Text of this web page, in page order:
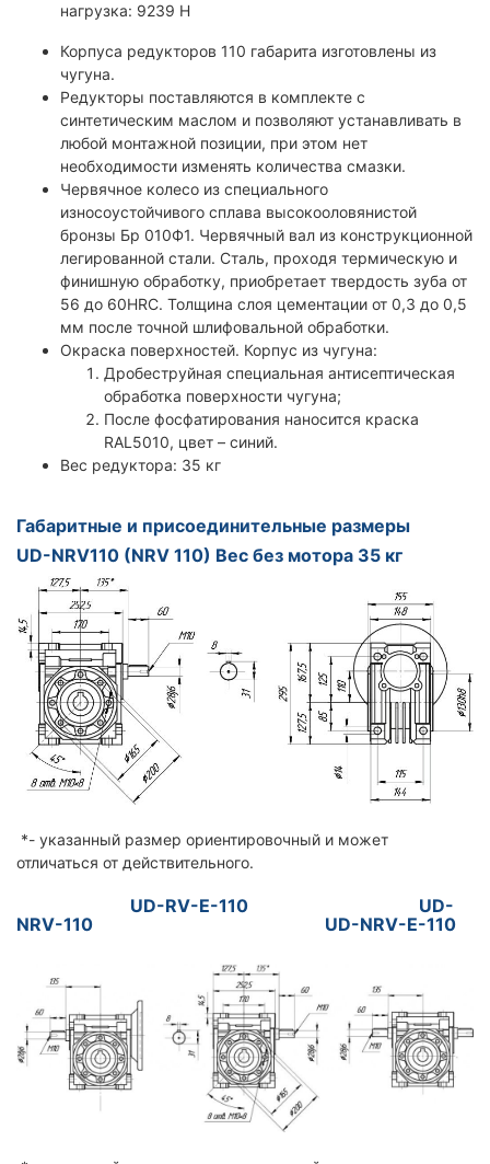
нагрузка: 9239 Н
Корпуса редукторов 110 габарита изготовлены из
чугуна.
Редукторы поставляются в комплекте с
синтетическим маслом и позволяют устанавливать в
любой монтажной позиции, при этом нет
необходимости изменять количества смазки.
Червячное колесо из специального
износоустойчивого сплава высокооловянистой
бронзы Бр 010Ф1. Червячный вал из конструкционной
легированной стали. Сталь, проходя термическую и
финишную обработку, приобретает твердость зуба от
56 до 60HRC. Толщина слоя цементации от 0,3 до 0,5
мм после точной шлифовальной обработки.
Окраска поверхностей. Корпус из чугуна:
Дробеструйная специальная антисептическая
обработка поверхности чугуна;
После фосфатирования наносится краска
RAL5010, цвет – синий.
Вес редуктора: 35 кг
Габаритные и присоединительные размеры
UD-NRV110 (NRV 110) Вес без мотора 35 кг
*- указанный размер ориентировочный и может
отличаться от действительного.
UD-RV-E-110 UD-
NRV-110 UD-NRV-E-110